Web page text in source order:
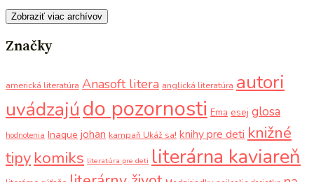
Zobraziť viac archívov
Značky
americká literatúra Anasoft litera anglická literatúra autori
uvádzajúdo pozornosti Ema esej glosa
hodnotenia Inaque johan kampaň Ukáž sa! knihy pre deti knižné
tipy komiks literatúra pre deti literárna kaviareň